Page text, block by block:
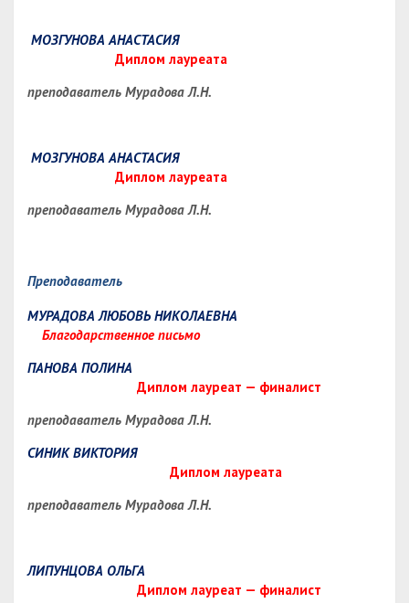
МОЗГУНОВА АНАСТАСИЯ
Диплом лауреата
преподаватель Мурадова Л.Н.
МОЗГУНОВА АНАСТАСИЯ
Диплом лауреата
преподаватель Мурадова Л.Н.
Преподаватель
МУРАДОВА ЛЮБОВЬ НИКОЛАЕВНА
Благодарственное письмо
ПАНОВА ПОЛИНА
Диплом лауреат — финалист
преподаватель Мурадова Л.Н.
СИНИК ВИКТОРИЯ
Диплом лауреата
преподаватель Мурадова Л.Н.
ЛИПУНЦОВА ОЛЬГА
Диплом лауреат — финалист